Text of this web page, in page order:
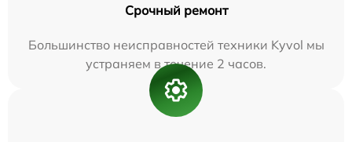
Срочный ремонт
Большинство неисправностей техники Kyvol мы
устраняем в течение 2 часов.